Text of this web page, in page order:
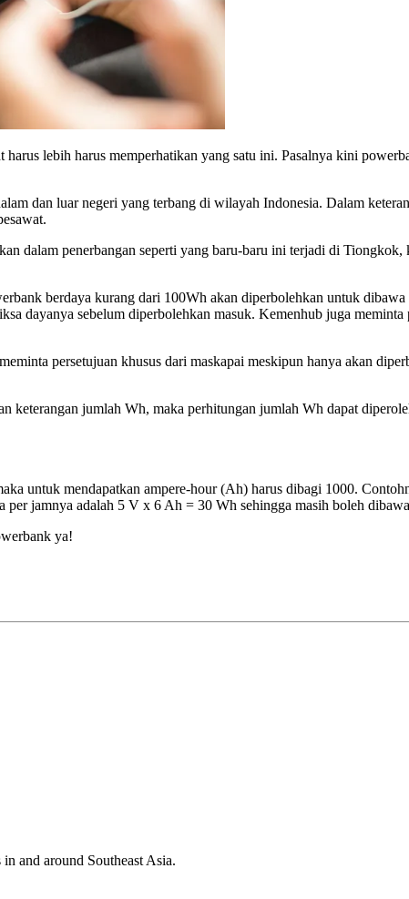
lebih harus memperhatikan yang satu ini. Pasalnya kini
dan luar negeri yang terbang di wilayah Indonesia. Dalam
dalam penerbangan seperti yang baru-baru ini terjadi di
berdaya kurang dari 100Wh akan diperbolehkan untuk
dayanya sebelum diperbolehkan masuk. Kemenhub juga
persetujuan khusus dari maskapai meskipun hanya akan
keterangan jumlah Wh, maka perhitungan jumlah Wh dapat
untuk mendapatkan ampere-hour (Ah) harus dibagi 1000.
jamnya adalah 5 V x 6 Ah = 30 Wh sehingga masih boleh
ya!
and around Southeast Asia.